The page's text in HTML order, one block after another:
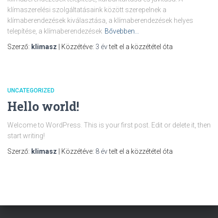
klímaszerelési szolgáltatásaink között szerepelnek a
klímaberendezések kiválasztása, a klímaberendezések helyes
telepítése, a klímaberendezések Bővebben…
Szerző: klimasz | Közzétéve: 3 évtelt el a közzététel óta
UNCATEGORIZED
Hello world!
Welcome to WordPress. This is your first post. Edit or delete it, then
start writing!
Szerző: klimasz | Közzétéve: 8 évtelt el a közzététel óta